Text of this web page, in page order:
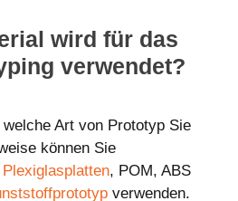
wird für das
verwendet?
Art von Prototyp Sie
können Sie
Plexiglasplatten, POM, ABS
verwenden.